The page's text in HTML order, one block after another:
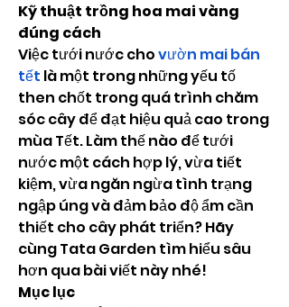
Kỹ thuật trồng hoa mai vàng
đúng cách
Việc tưới nước cho vườn mai bán
tết là một trong những yếu tố
then chốt trong quá trình chăm
sóc cây để đạt hiệu quả cao trong
mùa Tết. Làm thế nào để tưới
nước một cách hợp lý, vừa tiết
kiệm, vừa ngăn ngừa tình trạng
ngập úng và đảm bảo độ ẩm cần
thiết cho cây phát triển? Hãy
cùng Tata Garden tìm hiểu sâu
hơn qua bài viết này nhé!
Mục lục